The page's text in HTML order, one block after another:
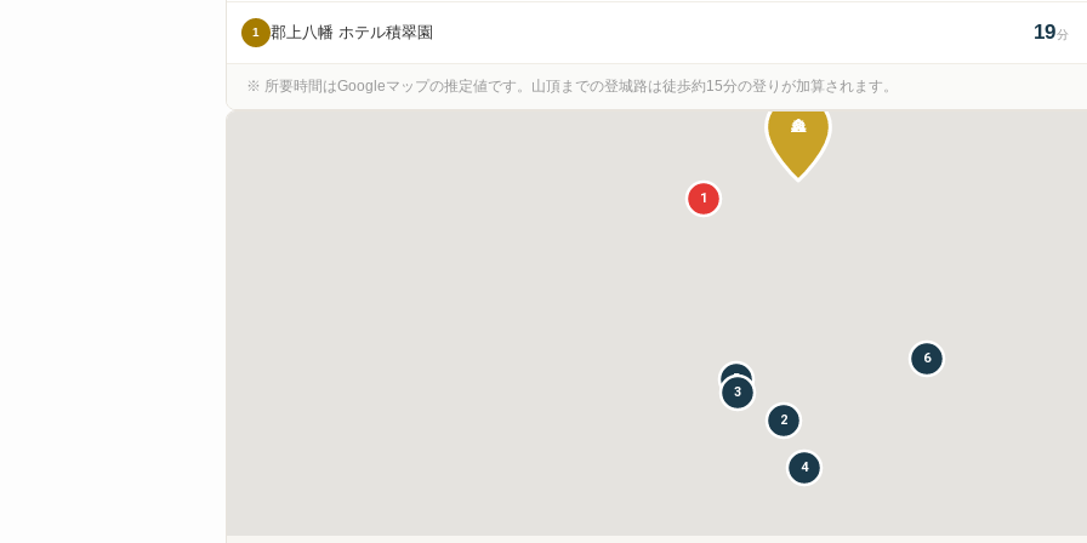
1 郡上八幡 ホテル積翠園 19分
※ 所要時間はGoogleマップの推定値です。山頂までの登城路は徒歩約15分の登りが加算されます。
🏯
1
2
3
4
5
6